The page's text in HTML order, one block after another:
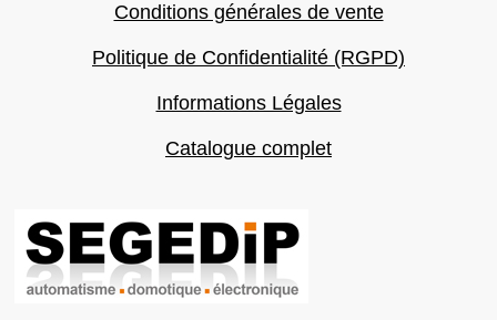
Conditions générales de vente
Politique de Confidentialité (RGPD)
Informations Légales
Catalogue complet